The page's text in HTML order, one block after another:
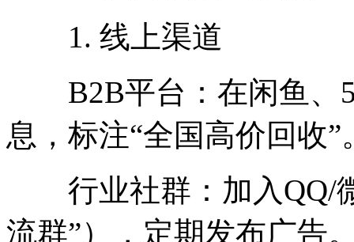
1. 线上渠道
B2B平台：在闲鱼、
息，标注“全国高价回收”
行业社群：加入QQ/
流群”），定期发布广告